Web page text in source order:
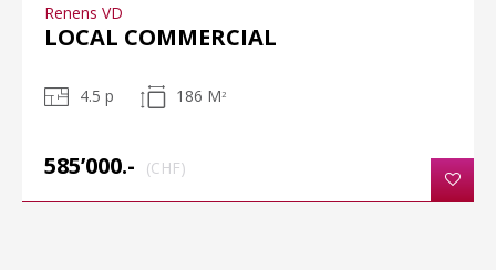
Renens VD
LOCAL COMMERCIAL
4.5 p 186 M 2
585’000.- (CHF)